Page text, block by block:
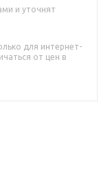
и уточнят
для интернет-
от цен в